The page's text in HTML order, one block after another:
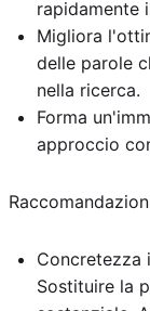
rapidamente
Migliora
delle parole
nella ricerca.
Forma
approccio
Concretezza
Sostituire la